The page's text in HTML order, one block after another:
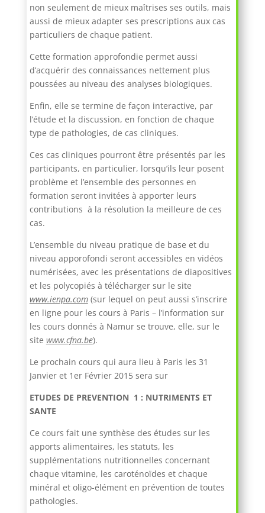
non seulement de mieux maîtrises ses outils, mais
aussi de mieux adapter ses prescriptions aux cas
particuliers de chaque patient.
Cette formation approfondie permet aussi
d’acquérir des connaissances nettement plus
poussées au niveau des analyses biologiques.
Enfin, elle se termine de façon interactive, par
l’étude et la discussion, en fonction de chaque
type de pathologies, de cas cliniques.
Ces cas cliniques pourront être présentés par les
participants, en particulier, lorsqu’ils leur posent
problème et l’ensemble des personnes en
formation seront invitées à apporter leurs
contributions à la résolution la meilleure de ces
cas.
L’ensemble du niveau pratique de base et du
niveau apporofondi seront accessibles en vidéos
numérisées, avec les présentations de diapositives
et les polycopiés à télécharger sur le site
www.ienpa.com(sur lequel on peut aussi s’inscrire
en ligne pour les cours à Paris – l’information sur
les cours donnés à Namur se trouve, elle, sur le
site www.cfna.be).
Le prochain cours qui aura lieu à Paris les 31
Janvier et 1er Février 2015 sera sur
ETUDES DE PREVENTION 1 : NUTRIMENTS ET
SANTE
Ce cours fait une synthèse des études sur les
apports alimentaires, les statuts, les
supplémentations nutritionnelles concernant
chaque vitamine, les caroténoïdes et chaque
minéral et oligo-élément en prévention de toutes
pathologies.